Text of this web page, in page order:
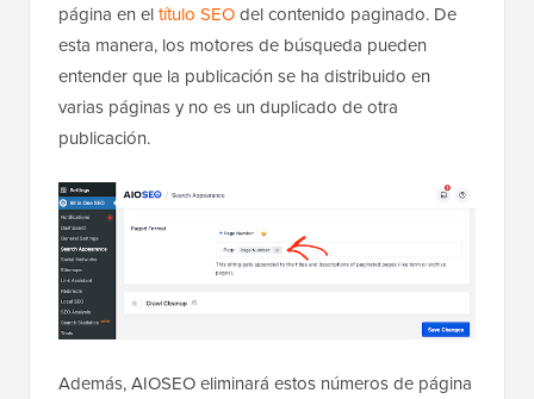
página en eltítulo SEOdel contenido paginado. De
esta manera, los motores de búsqueda pueden
entender que la publicación se ha distribuido en
varias páginas y no es un duplicado de otra
publicación.
Además, AIOSEO eliminará estos números de página